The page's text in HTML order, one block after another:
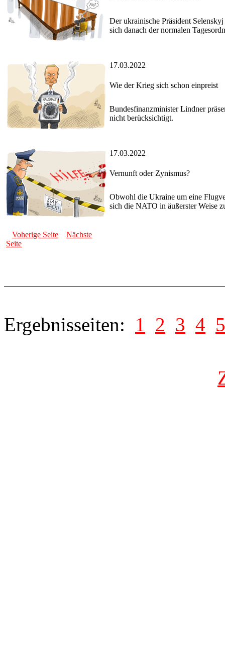
Der ukrainische Präsident
sich danach der normalen
17.03.2022
Wie der Krieg sich schon einpreist
Bundesfinanzminister Lindner
nicht berücksichtigt.
17.03.2022
Vernunft oder Zynismus?
Obwohl die Ukraine um eine
sich die NATO in äußerster Weise
Voherige Seite
Nächste
Seite
Ergebnisseiten: 1 2 3 4 5